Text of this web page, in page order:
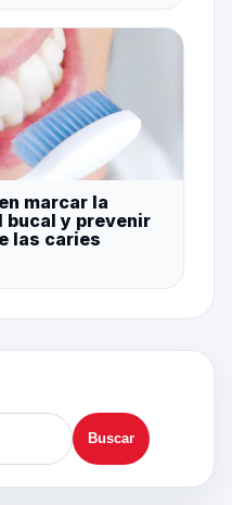
marcar la
bucal y prevenir
las caries